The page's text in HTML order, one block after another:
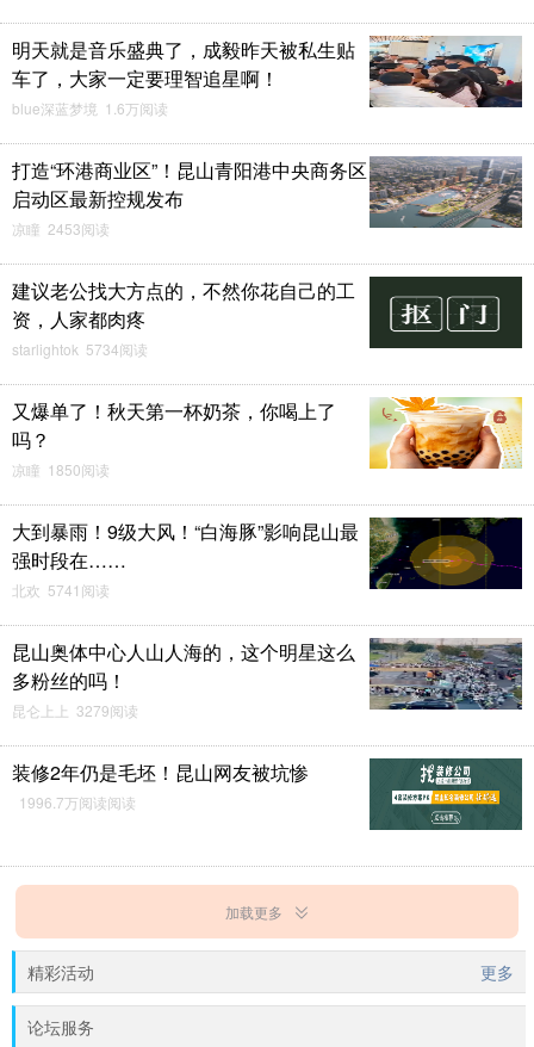
明天就是音乐盛典了，成毅昨天被私生贴
车了，大家一定要理智追星啊！
blue深蓝梦境 1.6万阅读
打造“环港商业区”！昆山青阳港中央商务区
启动区最新控规发布
凉瞳 2453阅读
建议老公找大方点的，不然你花自己的工
资，人家都肉疼
starlightok 5734阅读
又爆单了！秋天第一杯奶茶，你喝上了
吗？
凉瞳 1850阅读
大到暴雨！9级大风！“白海豚”影响昆山最
强时段在……
北欢 5741阅读
昆山奥体中心人山人海的，这个明星这么
多粉丝的吗！
昆仑上上 3279阅读
装修2年仍是毛坯！昆山网友被坑惨
1996.7万阅读阅读
加载更多
精彩活动 更多
论坛服务